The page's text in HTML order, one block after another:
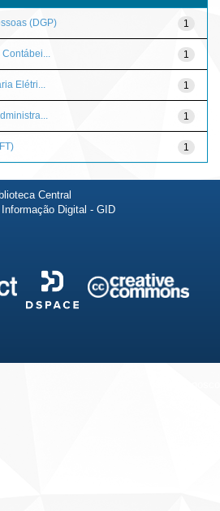
1
(DGP)
1
1
Elétri...
1
1
Central
Digital - GID